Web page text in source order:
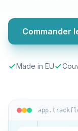
Commander
Made in EU